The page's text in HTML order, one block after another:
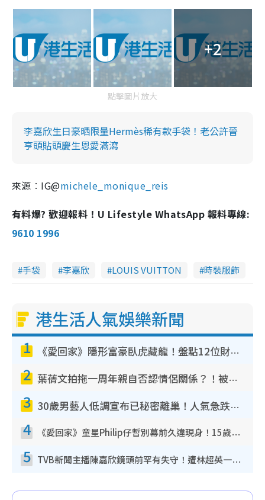
+2
點擊圖片放大
李嘉欣生日豪晒限量Hermès稀有款手袋！老公許晉
亨頭貼頭慶生恩愛滿瀉
來源︰IG@michele_monique_reis
有料爆? 歡迎報料！U Lifestyle WhatsApp 報料專線:
9610 1996
手袋 李嘉欣 LOUIS VUITTON 時裝服飾
港生活人氣娛樂新聞
1 《愛回家》隱形富豪臥虎藏龍！盤點12位財氣逼人的有錢藝人：呢位靚女3億身家唔憂做
2 葉蒨文拍拖一周年親自否認情侶關係？！被質疑感情造假竟稱GM「普通同事」
3 30歲男藝人低調宣布已秘密離巢！人氣急跌變失蹤人口︰「這幾年過得並不容易」
4 《愛回家》童星Philip仔暫別幕前久違現身！15歲近況暴風長高蛻變帥氣少男
5 TVB新聞主播陳嘉欣鏡頭前罕有失守！遭林超英一句說話突襲嚇親當場大笑